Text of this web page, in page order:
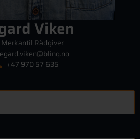
Viken
Merkantil Rådgiver
+47 970 57 635